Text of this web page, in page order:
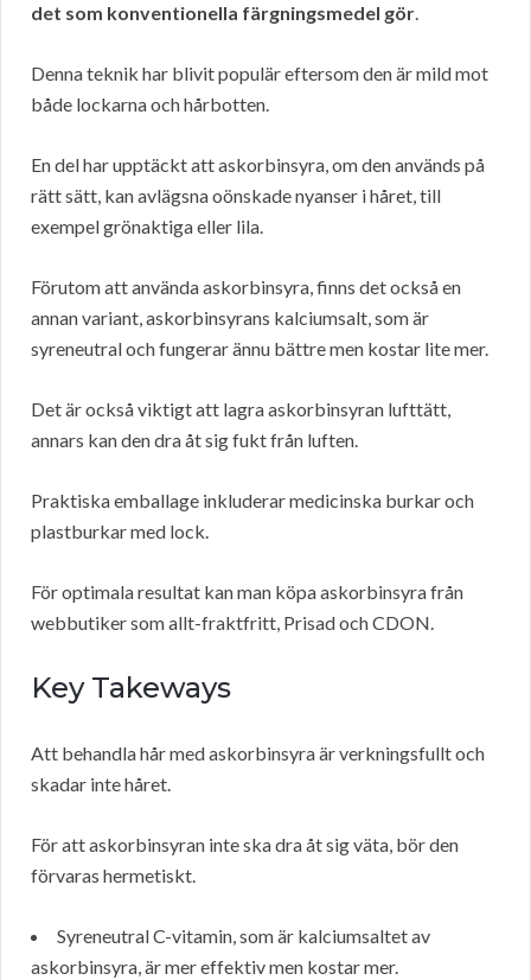
det som konventionella färgningsmedel gör.
Denna teknik har blivit populär eftersom den är mild mot
både lockarna och hårbotten.
En del har upptäckt att askorbinsyra, om den används på
rätt sätt, kan avlägsna oönskade nyanser i håret, till
exempel grönaktiga eller lila.
Förutom att använda askorbinsyra, finns det också en
annan variant, askorbinsyrans kalciumsalt, som är
syreneutral och fungerar ännu bättre men kostar lite mer.
Det är också viktigt att lagra askorbinsyran lufttätt,
annars kan den dra åt sig fukt från luften.
Praktiska emballage inkluderar medicinska burkar och
plastburkar med lock.
För optimala resultat kan man köpa askorbinsyra från
webbutiker som allt-fraktfritt, Prisad och CDON.
Key Takeways
Att behandla hår med askorbinsyra är verkningsfullt och
skadar inte håret.
För att askorbinsyran inte ska dra åt sig väta, bör den
förvaras hermetiskt.
Syreneutral C-vitamin, som är kalciumsaltet av
askorbinsyra, är mer effektiv men kostar mer.